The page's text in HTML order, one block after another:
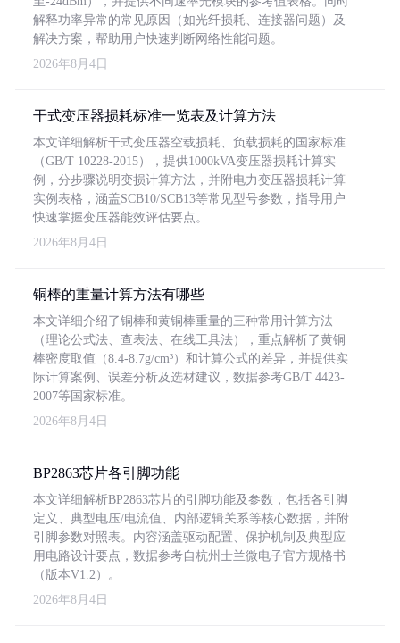
解释功率异常的常见原因（如光纤损耗、连接器问题）及
解决方案，帮助用户快速判断网络性能问题。
2026年8月4日
干式变压器损耗标准一览表及计算方法
本文详细解析干式变压器空载损耗、负载损耗的国家标准
（GB/T 10228-2015），提供1000kVA变压器损耗计算实
例，分步骤说明变损计算方法，并附电力变压器损耗计算
实例表格，涵盖SCB10/SCB13等常见型号参数，指导用户
快速掌握变压器能效评估要点。
2026年8月4日
铜棒的重量计算方法有哪些
本文详细介绍了铜棒和黄铜棒重量的三种常用计算方法
（理论公式法、查表法、在线工具法），重点解析了黄铜
棒密度取值（8.4-8.7g/cm³）和计算公式的差异，并提供实
际计算案例、误差分析及选材建议，数据参考GB/T 4423-
2007等国家标准。
2026年8月4日
BP2863芯片各引脚功能
本文详细解析BP2863芯片的引脚功能及参数，包括各引脚
定义、典型电压/电流值、内部逻辑关系等核心数据，并附
引脚参数对照表。内容涵盖驱动配置、保护机制及典型应
用电路设计要点，数据参考自杭州士兰微电子官方规格书
（版本V1.2）。
2026年8月4日